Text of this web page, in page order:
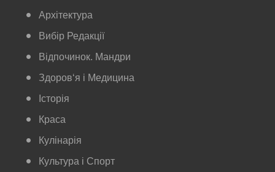
Архітектура
Вибір Редакції
Відпочинок. Мандри
Здоров‘я і Медицина
Історія
Краса
Кулінарія
Культура і Спорт